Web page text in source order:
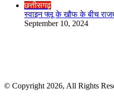
छत्तीसगढ़
स्वाइन फ्लू के खौफ के बीच
September 10, 2024
© Copyright 2026, All Rights